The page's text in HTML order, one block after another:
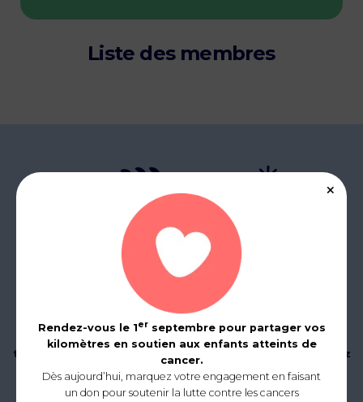
Liste des membres
Rendez-vous le 1erseptembre pour partager vos
kilomètres en soutien aux enfants atteints de
cancer.
Dès aujourd’hui, marquez votre engagement en faisant
un don pour soutenir la lutte contre les cancers
Abonnez-vous à notre newsletter mensuelle pour être
tenus informés de nos actualités, événements et ajoutez
la distance d’un marathon, soit 42 km au compteur !